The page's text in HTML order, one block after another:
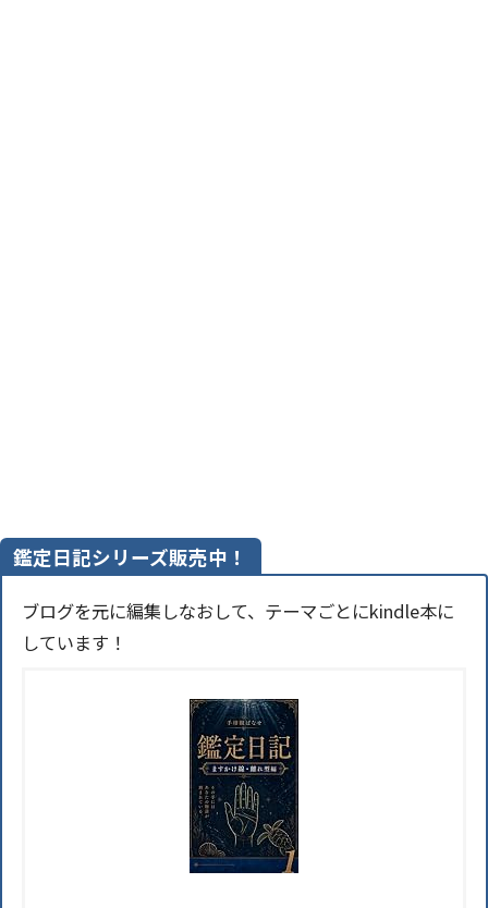
鑑定日記シリーズ販売中！
ブログを元に編集しなおして、テーマごとにkindle本に
しています！